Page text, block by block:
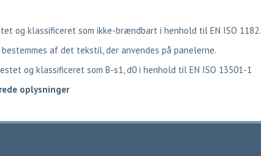
og klassificeret som ikke-brændbart i henhold til EN ISO 1182.
af det tekstil, der anvendes på panelerne.
og klassificeret som B-s1, d0 i henhold til EN ISO 13501-1
oplysninger